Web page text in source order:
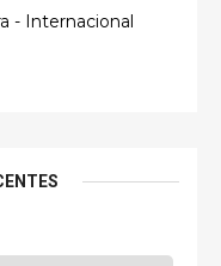
- Internacional